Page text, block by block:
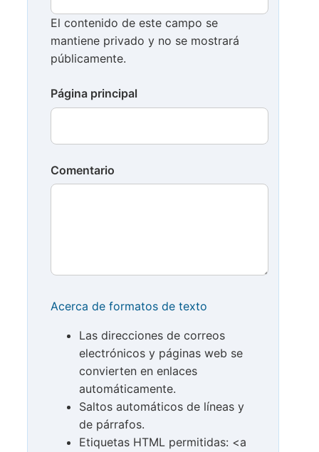
El contenido de este campo se
mantiene privado y no se mostrará
públicamente.
Página principal
Comentario
Acerca de formatos de texto
Las direcciones de correos
electrónicos y páginas web se
convierten en enlaces
automáticamente.
Saltos automáticos de líneas y
de párrafos.
Etiquetas HTML permitidas: <a